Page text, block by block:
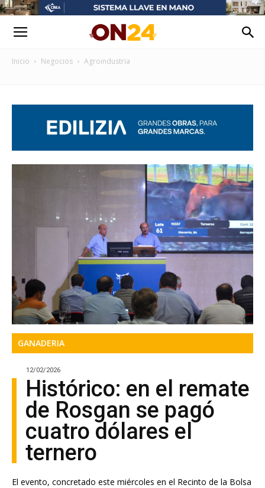
Inicio Negocios Agroindustria
GANADERIA
12/02/2026
Histórico: en el remate
de Rosgan se pagó
cuatro dólares el
ternero
El evento, concretado este miércoles en el Recinto de la Bolsa
de Comercio de Rosario, no solo marcó el inicio de la zafra,